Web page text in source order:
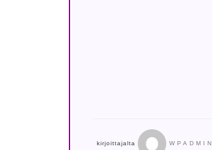
kirjoittajalta WPADMIN